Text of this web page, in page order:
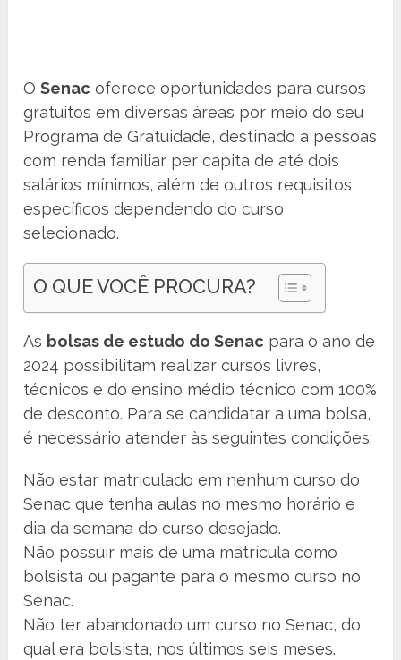
OSenac oferece oportunidades para cursos
gratuitos em diversas áreas por meio do seu
Programa de Gratuidade, destinado a pessoas
com renda familiar per capita de até dois
salários mínimos, além de outros requisitos
específicos dependendo do curso
selecionado.
O QUE VOCÊ PROCURA?
As bolsas de estudo do Senac para o ano de
2024 possibilitam realizar cursos livres,
técnicos e do ensino médio técnico com 100%
de desconto. Para se candidatar a uma bolsa,
é necessário atender às seguintes condições:
Não estar matriculado em nenhum curso do
Senac que tenha aulas no mesmo horário e
dia da semana do curso desejado.
Não possuir mais de uma matrícula como
bolsista ou pagante para o mesmo curso no
Senac.
Não ter abandonado um curso no Senac, do
qual era bolsista, nos últimos seis meses.